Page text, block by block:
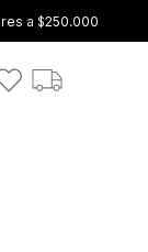
a $250.000